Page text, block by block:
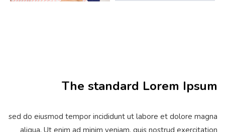
The standard Lorem Ipsum
sed do eiusmod tempor incididunt ut labore et dolore magna
aliqua. Ut enim ad minim veniam, quis nostrud exercitation